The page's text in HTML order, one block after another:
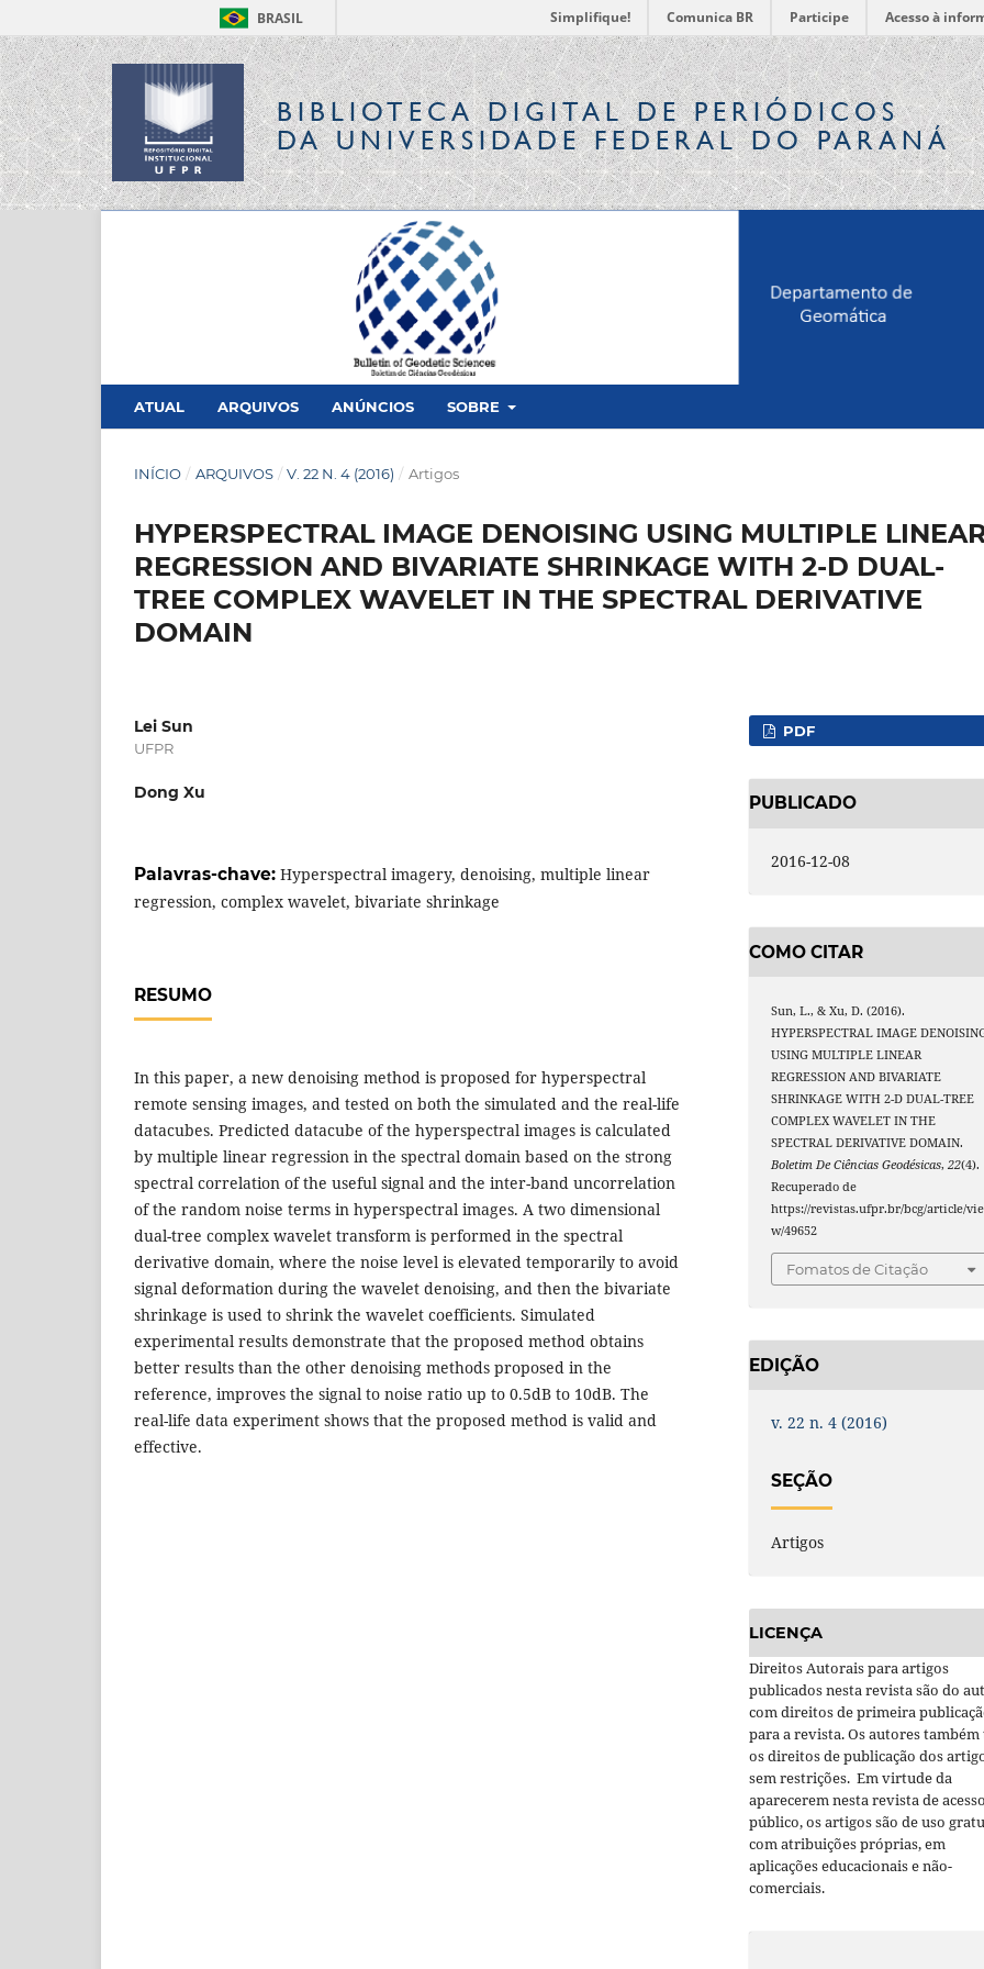
BRASIL Simplifique! Comunica BR Participe Acesso à
BIBLIOTECA DIGITALDE PERIÓDICOS
DA UNIVERSIDADE FEDERAL DO PARANÁ
ATUAL ARQUIVOS ANÚNCIOS SOBRE
INÍCIO / ARQUIVOS / V. 22 N. 4 (2016) / Artigos
HYPERSPECTRAL IMAGE DENOISING USING MULTIPLE
REGRESSION AND BIVARIATE SHRINKAGE WITH 2-D DUAL-
TREE COMPLEX WAVELET IN THE SPECTRAL DERIVATIVE
DOMAIN
Lei Sun
UFPR
Dong Xu
Palavras-chave: Hyperspectral imagery, denoising, multiple linear
regression, complex wavelet, bivariate shrinkage
RESUMO
In this paper, a new denoising method is proposed for hyperspectral
remote sensing images, and tested on both the simulated and the real-life
datacubes. Predicted datacube of the hyperspectral images is calculated
by multiple linear regression in the spectral domain based on the strong
spectral correlation of the useful signal and the inter-band uncorrelation
of the random noise terms in hyperspectral images. A two dimensional
dual-tree complex wavelet transform is performed in the spectral
derivative domain, where the noise level is elevated temporarily to avoid
signal deformation during the wavelet denoising, and then the bivariate
shrinkage is used to shrink the wavelet coefficients. Simulated
experimental results demonstrate that the proposed method obtains
better results than the other denoising methods proposed in the
reference, improves the signal to noise ratio up to 0.5dB to 10dB. The
real-life data experiment shows that the proposed method is valid and
effective.
PDF
PUBLICADO
2016-12-08
COMO CITAR
Sun, L., & Xu, D. (2016).
HYPERSPECTRAL IMAGE
USING MULTIPLE LINEAR
REGRESSION AND BIVARIATE
SHRINKAGE WITH 2-D DUAL-TREE
COMPLEX WAVELET IN THE
SPECTRAL DERIVATIVE DOMAIN.
Boletim De Ciências Geodésicas,22(4).
Recuperado de
https://revistas.ufpr.br/bcg/article/vie
w/49652
Fomatos de Citação
EDIÇÃO
v. 22 n. 4 (2016)
SEÇÃO
Artigos
LICENÇA
Direitos Autorais para artigos
publicados nesta revista são do
com direitos de primeira
para a revista. Os autores também
os direitos de publicação dos
sem restrições. Em virtude da
aparecerem nesta revista de acesso
público, os artigos são de uso
com atribuições próprias, em
aplicações educacionais e não-
comerciais.